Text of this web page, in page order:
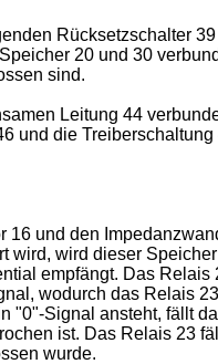
Rücksetzschalter
20 und 30
sind.
Leitung 44
und die
und den
wird dieser
empfängt. Das Relais
wodurch das Relais
"0"-Signal ansteht, fällt
ist. Das Relais 23
wurde.